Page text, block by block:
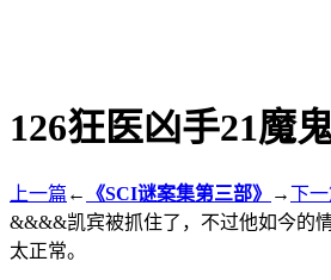
126狂医凶手21魔
上一篇 ← 《SCI谜案集第三部》 →下
&&&&凯宾被抓住了，不过他如今的
太正常。